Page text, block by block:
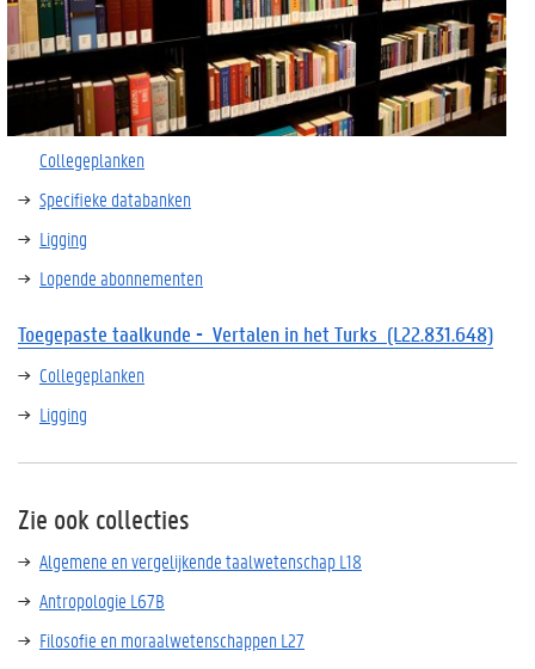
Collegeplanken
Specifieke databanken
Ligging
Lopende abonnementen
Toegepaste taalkunde - Vertalen in het Turks (L22.831.648)
Collegeplanken
Ligging
Zie ook collecties
Algemene en vergelijkende taalwetenschap L18
Antropologie L67B
Filosofie en moraalwetenschappen L27